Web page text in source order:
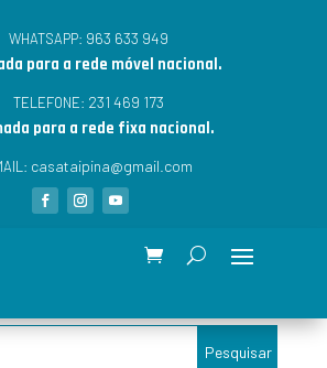
WHATSAPP: 963 633 949
para a rede móvel nacional.
TELEFONE: 231 469 173
para a rede fixa nacional.
casataipina@gmail.com